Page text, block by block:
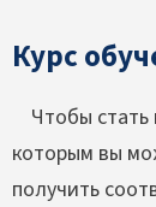
Курс
Чтобы стать
которым вы
получить